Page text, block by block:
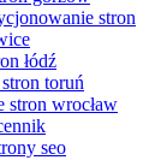
stron
łódź
toruń
stron wrocław
seo